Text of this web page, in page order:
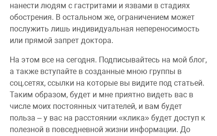
нанести людям с гастритами и язвами в стадиях
обострения. В остальном же, ограничением может
послужить лишь индивидуальная непереносимость
или прямой запрет доктора.
На этом все на сегодня. Подписывайтесь на мой блог,
а также вступайте в созданные мною группы в
соц.сетях, ссылки на которые вы видите под статьей.
Таким образом, будет и мне приятно видеть вас в
числе моих постоянных читателей, и вам будет
польза – у вас на расстоянии «клика» будет доступ к
полезной в повседневной жизни информации. До